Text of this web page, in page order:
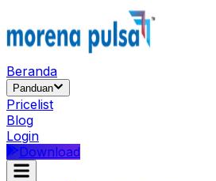
Beranda
Panduan
Pricelist
Blog
Login
Download